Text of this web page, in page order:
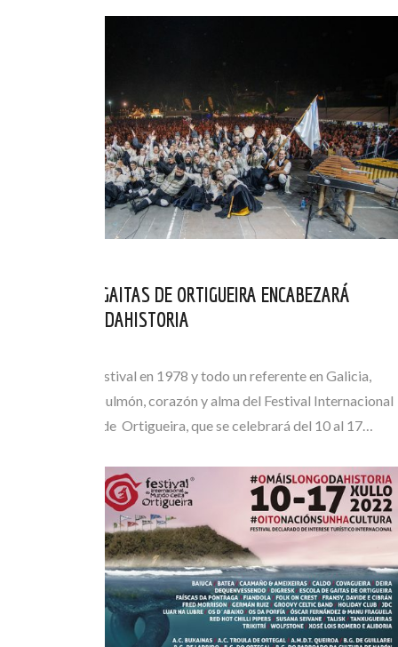
LA ESCOLA DE GAITAS DE ORTIGUEIRA ENCABEZARÁ
#OMÁISLONGODAHISTORIA
Fundadora del Festival en 1978 y todo un referente en Galicia,
será un año más pulmón, corazón y alma del Festival Internacional
do Mundo Celta de Ortigueira, que se celebrará del 10 al 17…